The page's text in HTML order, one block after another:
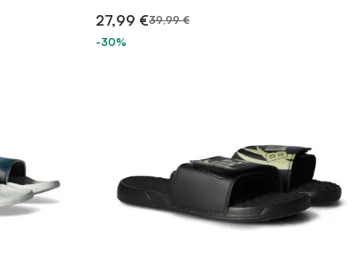
27,99 €39,99 €
-30%